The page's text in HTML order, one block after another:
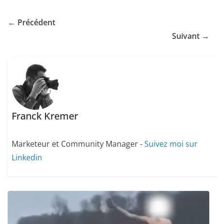
← Précédent
Suivant →
Franck Kremer
Marketeur et Community Manager -Suivez moi sur
Linkedin